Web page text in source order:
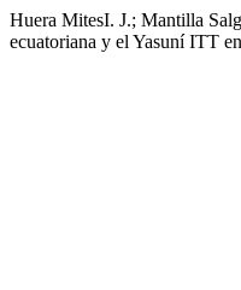
Huera MitesI. J.; Mantilla
ecuatoriana y el Yasuní ITT